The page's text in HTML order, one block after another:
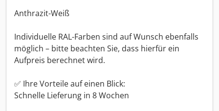
Anthrazit-Weiß
Individuelle RAL-Farben sind auf Wunsch ebenfalls
möglich – bitte beachten Sie, dass hierfür ein
Aufpreis berechnet wird.
✅ Ihre Vorteile auf einen Blick:
Schnelle Lieferung in 8 Wochen